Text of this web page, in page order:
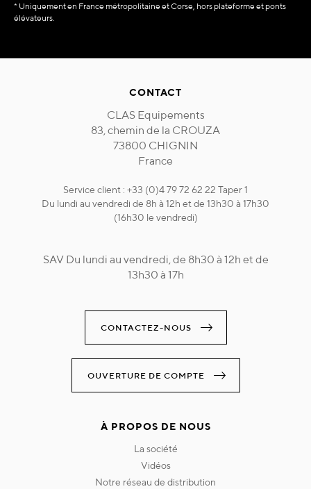
* Uniquement en France métropolitaine et Corse, hors plateforme et ponts
élévateurs.
CONTACT
CLAS Equipements
83, chemin de la CROUZA
73800 CHIGNIN
France
Service client : +33 (0)4 79 72 62 22 Taper 1
Du lundi au vendredi de 8h à 12h et de 13h30 à 17h30
(16h30 le vendredi)
SAV Du lundi au vendredi, de 8h30 à 12h et de
13h30 à 17h
CONTACTEZ-NOUS
OUVERTURE DE COMPTE
À PROPOS DE NOUS
la société
vidéos
notre réseau de distribution